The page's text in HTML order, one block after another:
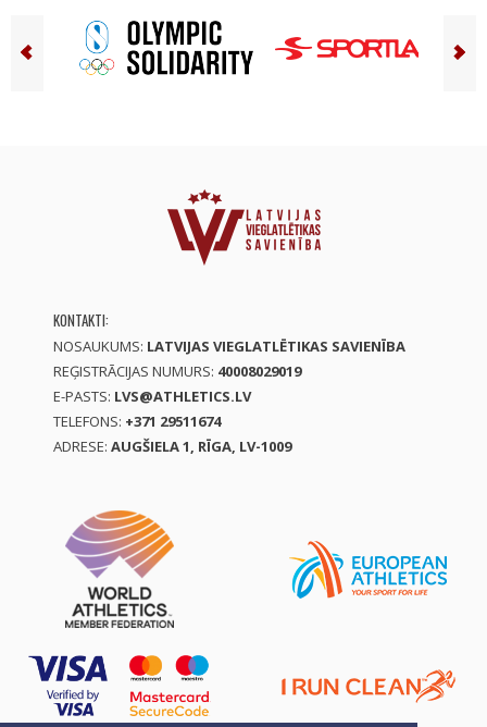
KONTAKTI:
NOSAUKUMS: LATVIJAS VIEGLATLĒTIKAS SAVIENĪBA
REĢISTRĀCIJAS NUMURS: 40008029019
E-PASTS: LVS@ATHLETICS.LV
TELEFONS: +371 29511674
ADRESE: AUGŠIELA 1, RĪGA, LV-1009